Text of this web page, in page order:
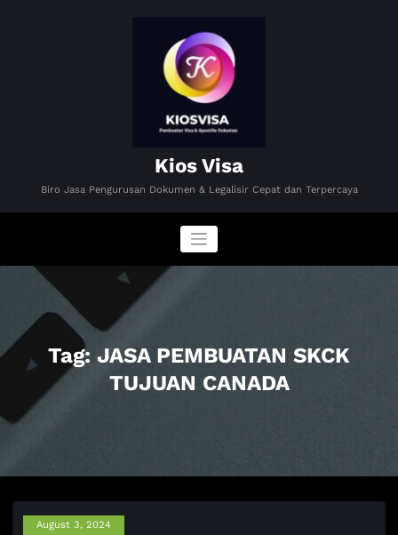
Kios Visa
Biro Jasa Pengurusan Dokumen & Legalisir Cepat dan Terpercaya
Tag: JASA PEMBUATAN SKCK
TUJUAN CANADA
August 3, 2024